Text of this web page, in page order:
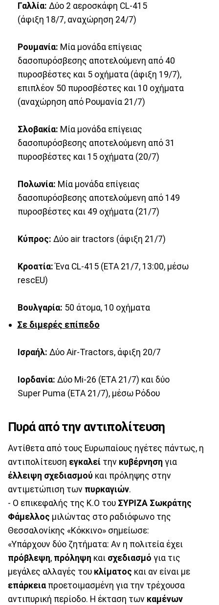
Γαλλία: Δύο 2 αεροσκάφη CL-415
(άφιξη 18/7, αναχώρηση 24/7)
Ρουμανία: Μία μονάδα επίγειας
δασοπυρόσβεσης αποτελούμενη από 40
πυροσβέστες και 5 οχήματα (άφιξη 19/7),
επιπλέον 50 πυροσβέστες και 10 οχήματα
(αναχώρηση από Ρουμανία 21/7)
Σλοβακία: Μία μονάδα επίγειας
δασοπυρόσβεσης αποτελούμενη από 31
πυροσβέστες και 15 οχήματα (20/7)
Πολωνία: Μία μονάδα επίγειας
δασοπυρόσβεσης αποτελούμενη από 149
πυροσβέστες και 49 οχήματα (21/7)
Κύπρος: Δύο air tractors (άφιξη 21/7)
Κροατία:Ένα CL-415 (ETA 21/7, 13:00, μέσω
rescEU)
Βουλγαρία: 50 άτομα, 10 οχήματα
Σε διμερές επίπεδο
Ισραήλ: Δύο Air-Tractors, άφιξη 20/7
Ιορδανία: Δύο Mi-26 (ETA 21/7) και δύο
Super Puma (ETA 21/7), μέσω Ρόδου
Πυρά από την αντιπολίτευση
Αντίθετα από τους Ευρωπαίους ηγέτες πάντως, η
αντιπολίτευση εγκαλεί την κυβέρνηση για
έλλειψη σχεδιασμού και πρόληψης στην
αντιμετώπιση των πυρκαγιών.
- Ο επικεφαλής της Κ.Ο του ΣΥΡΙΖΑ Σωκράτης
Φάµελλος μιλώντας στο ραδιόφωνο της
Θεσσαλονίκης «Κόκκινο» σημείωσε:
«Υπάρχουν δύο ζητήματα: Αν η πολιτεία έχει
πρόβλεψη, πρόληψη και σχεδιασμό για τις
μεγάλες αλλαγές του κλίματος και αν είναι με
επάρκεια προετοιμασμένη για την τρέχουσα
αντιπυρική περίοδο. Η έκταση των καμένων